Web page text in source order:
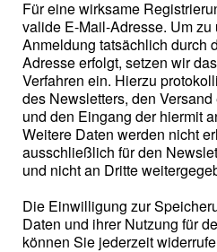
Für eine wirksame
valide E-Mail-Adresse. Um
Anmeldung tatsächlich durch
Adresse erfolgt, setzen wir
Verfahren ein. Hierzu
des Newsletters, den
und den Eingang der hiermit
Weitere Daten werden nicht
ausschließlich für den
und nicht an Dritte
Die Einwilligung zur
Daten und ihrer Nutzung für
können Sie jederzeit